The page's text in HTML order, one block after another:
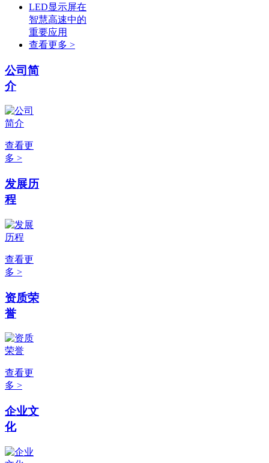
LED显示屏在
智慧高速中的
重要应用
查看更多 >
公司简
介
查看更
多 >
发展历
程
查看更
多 >
资质荣
誉
查看更
多 >
企业文
化